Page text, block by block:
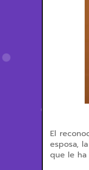
El
esposa,
que le ha